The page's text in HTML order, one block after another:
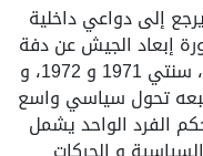
إلى دواعي داخلية
إبعاد الجيش عن دفة
الحكم بعد محاولتي إنقلاب متتاليتين ، سنتي 1971 و 1972، و
تحول سياسي واسع
الفرد الواحد يشمل